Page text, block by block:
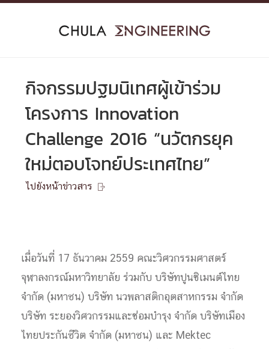
Skip
กิจกรรมปฐมนิเทศผู้เข้าร่วม
โครงการ Innovation
Challenge 2016 “นวัตกรยุค
ใหม่ตอบโจทย์ประเทศไทย”
ไปยังหน้าข่าวสาร 
เมื่อวันที่ 17 ธันวาคม 2559 คณะวิศวกรรมศาสตร์
จุฬาลงกรณ์มหาวิทยาลัย ร่วมกับ บริษัทปูนซิเมนต์ไทย
จำกัด (มหาชน) บริษัท นวพลาสติกอุตสาหกรรม จำกัด
บริษัท ระยองวิศวกรรมและซ่อมบำรุง จำกัด บริษัทเมือง
ไทยประกันชีวิต จำกัด (มหาชน) และ Mektec